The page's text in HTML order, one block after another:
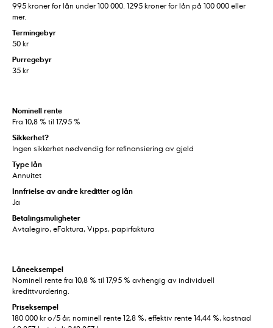
995 kroner for lån under 100 000. 1295 kroner for lån på 100 000 eller
mer.
Termingebyr
50 kr
Purregebyr
35 kr
Nominell rente
Fra 10,8 % til 17,95 %
Sikkerhet?
Ingen sikkerhet nødvendig for refinansiering av gjeld
Type lån
Annuitet
Innfrielse av andre kreditter og lån
Ja
Betalingsmuligheter
Avtalegiro, eFaktura, Vipps, papirfaktura
Låneeksempel
Nominell rente fra 10,8 % til 17,95 % avhengig av individuell
kredittvurdering.
Priseksempel
180 000 kr o/5 år, nominell rente 12,8 %, effektiv rente 14,44 %, kostnad